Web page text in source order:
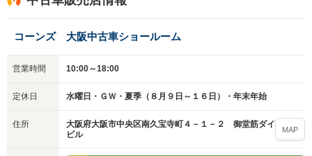
コーンズ 大阪中古車ショールーム
営業時間 10:00～18:00
定休日 水曜日・ＧＷ・夏季（８月９日～１６日）・年末年始
住所
大阪府大阪市中央区南久宝寺町４－１－２ 御堂筋ダイ
ビル
MAP